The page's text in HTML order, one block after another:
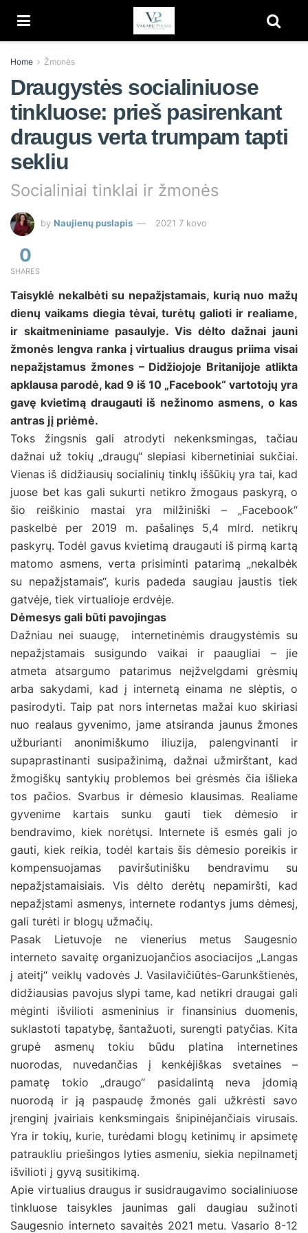
Home Žmonės
Draugystės socialiniuose
tinkluose: prieš pasirenkant
draugus verta trumpam tapti
sekliu
Socialiniai tinklai ir žmonės
by Naujienų puslapis 2021 7 kovo
0
SHARES
Taisyklė nekalbėti su nepažįstamais, kurią nuo mažų
dienų vaikams diegia tėvai, turėtų galioti ir realiame,
ir skaitmeniniame pasaulyje. Vis dėlto dažnai jauni
žmonės lengva ranka į virtualius draugus priima visai
nepažįstamus žmones – Didžiojoje Britanijoje atlikta
apklausa parodė, kad 9 iš 10 „Facebook“ vartotojų yra
gavę kvietimą draugauti iš nežinomo asmens, o kas
antras jį priėmė.
Toks žingsnis gali atrodyti nekenksmingas, tačiau
dažnai už tokių „draugų“ slepiasi kibernetiniai sukčiai.
Vienas iš didžiausių socialinių tinklų iššūkių yra tai, kad
juose bet kas gali sukurti netikro žmogaus paskyrą, o
šio reiškinio mastai yra milžiniški – „Facebook“
paskelbė per 2019 m. pašalinęs 5,4 mlrd. netikrų
paskyrų. Todėl gavus kvietimą draugauti iš pirmą kartą
matomo asmens, verta prisiminti patarimą „nekalbėk
su nepažįstamais“, kuris padeda saugiau jaustis tiek
gatvėje, tiek virtualioje erdvėje.
Dėmesys gali būti pavojingas
Dažniau nei suaugę, internetinėmis draugystėmis su
nepažįstamais susigundo vaikai ir paaugliai – jie
atmeta atsargumo patarimus neįžvelgdami grėsmių
arba sakydami, kad į internetą einama ne slėptis, o
pasirodyti. Taip pat nors internetas mažai kuo skiriasi
nuo realaus gyvenimo, jame atsiranda jaunus žmones
užburianti anonimiškumo iliuzija, palengvinanti ir
supaprastinanti susipažinimą, dažnai užmirštant, kad
žmogiškų santykių problemos bei grėsmės čia išlieka
tos pačios. Svarbus ir dėmesio klausimas. Realiame
gyvenime kartais sunku gauti tiek dėmesio ir
bendravimo, kiek norėtųsi. Internete iš esmės gali jo
gauti, kiek reikia, todėl kartais šis dėmesio poreikis ir
kompensuojamas paviršutinišku bendravimu su
nepažįstamaisiais. Vis dėlto derėtų nepamiršti, kad
nepažįstami asmenys, internete rodantys jums dėmesį,
gali turėti ir blogų užmačių.
Pasak Lietuvoje ne vienerius metus Saugesnio
interneto savaitę organizuojančios asociacijos „Langas
į ateitį“ veiklų vadovės J. Vasilavičiūtės-Garunkštienės,
didžiausias pavojus slypi tame, kad netikri draugai gali
mėginti išvilioti asmeninius ir finansinius duomenis,
suklastoti tapatybę, šantažuoti, surengti patyčias. Kita
grupė asmenų tokiu būdu platina internetines
nuorodas, nuvedančias į kenkėjiškas svetaines –
pamatę tokio „draugo“ pasidalintą neva įdomią
nuorodą ir ją paspaudę žmonės gali užkrėsti savo
įrenginį įvairiais kenksmingais šnipinėjančiais virusais.
Yra ir tokių, kurie, turėdami blogų ketinimų ir apsimetę
patraukliu priešingos lyties asmeniu, siekia nepilnametį
išvilioti į gyvą susitikimą.
Apie virtualius draugus ir susidraugavimo socialiniuose
tinkluose taisykles jaunimas gali daugiau sužinoti
Saugesnio interneto savaitės 2021 metu. Vasario 8-12